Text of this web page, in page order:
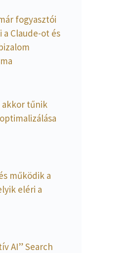
fogyasztói
Claude-ot és
akkor tűnik
működik a
eléri a
AI” Search